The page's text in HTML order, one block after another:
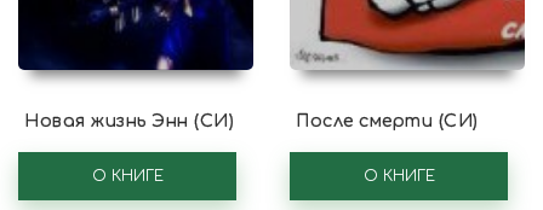
Новая жизнь Энн (СИ)
О КНИГЕ
После смерти (СИ)
О КНИГЕ